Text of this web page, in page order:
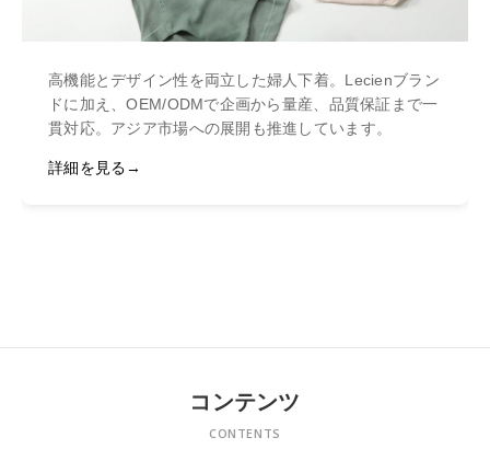
高機能とデザイン性を両立した婦人下着。Lecienブラン
ドに加え、OEM/ODMで企画から量産、品質保証まで一
貫対応。アジア市場への展開も推進しています。
詳細を見る
コンテンツ
CONTENTS